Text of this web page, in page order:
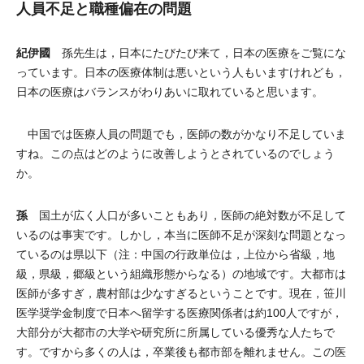
人員不足と職種偏在の問題
紀伊國 孫先生は，日本にたびたび来て，日本の医療をご覧にな
っています。日本の医療体制は悪いという人もいますけれども，
日本の医療はバランスがわりあいに取れていると思います。
中国では医療人員の問題でも，医師の数がかなり不足していま
すね。この点はどのように改善しようとされているのでしょう
か。
孫 国土が広く人口が多いこともあり，医師の絶対数が不足して
いるのは事実です。しかし，本当に医師不足が深刻な問題となっ
ているのは県以下（注：中国の行政単位は，上位から省級，地
級，県級，郷級という組織形態からなる）の地域です。大都市は
医師が多すぎ，農村部は少なすぎるということです。現在，笹川
医学奨学金制度で日本へ留学する医療関係者は約100人ですが，
大部分が大都市の大学や研究所に所属している優秀な人たちで
す。ですから多くの人は，卒業後も都市部を離れません。この医